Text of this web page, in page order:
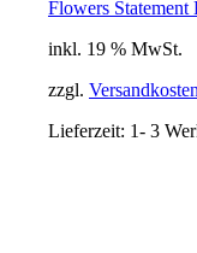
Flowers Statement
inkl. 19 % MwSt.
zzgl. Versandkosten
Lieferzeit: 1- 3